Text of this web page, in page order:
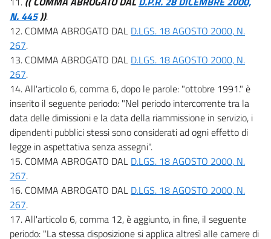
N. 445)).
12. COMMA ABROGATO DAL D.LGS. 18 AGOSTO 2000, N.
267.
13. COMMA ABROGATO DAL D.LGS. 18 AGOSTO 2000, N.
267.
14. All'articolo 6, comma 6, dopo le parole: "ottobre 1991." è
inserito il seguente periodo: "Nel periodo intercorrente tra la
data delle dimissioni e la data della riammissione in servizio, i
dipendenti pubblici stessi sono considerati ad ogni effetto di
legge in aspettativa senza assegni".
15. COMMA ABROGATO DAL D.LGS. 18 AGOSTO 2000, N.
267.
16. COMMA ABROGATO DAL D.LGS. 18 AGOSTO 2000, N.
267.
17. All'articolo 6, comma 12, è aggiunto, in fine, il seguente
periodo: "La stessa disposizione si applica altresì alle camere di